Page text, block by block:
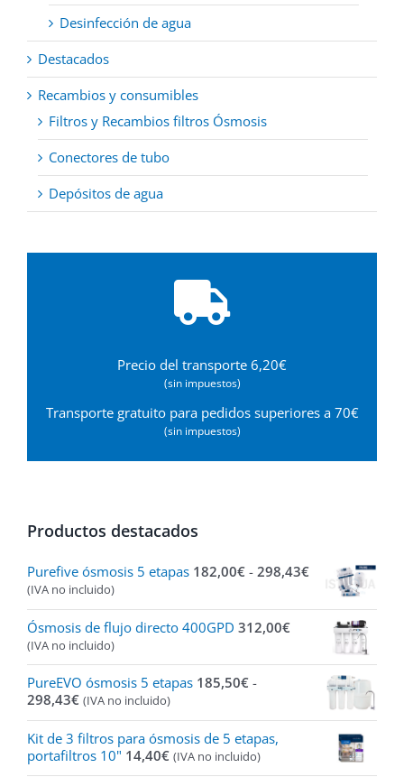
Desinfección de agua
Destacados
Recambios y consumibles
Filtros y Recambios filtros Ósmosis
Conectores de tubo
Depósitos de agua
Precio del transporte 6,20€
(sin impuestos)
Transporte gratuito para pedidos superiores a 70€
(sin impuestos)
Productos destacados
Purefive ósmosis 5 etapas 182,00€ - 298,43€Rango
desde
182,00€
hasta
298,43€
(IVA no incluido)
Ósmosis de flujo directo 400GPD 312,00€
(IVA no incluido)
PureEVO ósmosis 5 etapas 185,50€ -
298,43€Rango
de
precios:
desde
(IVA no incluido)
Kit de 3 filtros para ósmosis de 5 etapas,
portafiltros 10" 14,40€ (IVA no incluido)